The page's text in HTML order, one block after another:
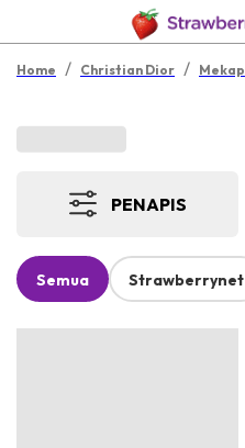
Home / Christian Dior / Mekap
PENAPIS
Semua Strawberrynet